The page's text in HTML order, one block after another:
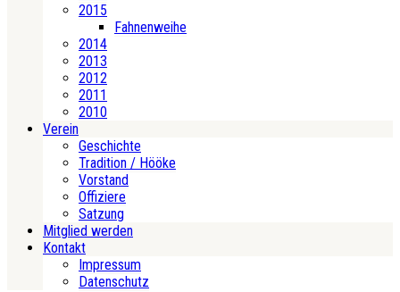
2015
Fahnenweihe
2014
2013
2012
2011
2010
Verein
Geschichte
Tradition / Hööke
Vorstand
Offiziere
Satzung
Mitglied werden
Kontakt
Impressum
Datenschutz